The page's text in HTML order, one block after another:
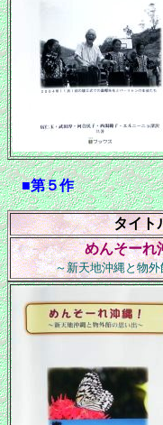
■第５作
タイト
めんそーれ
～新天地沖縄と物